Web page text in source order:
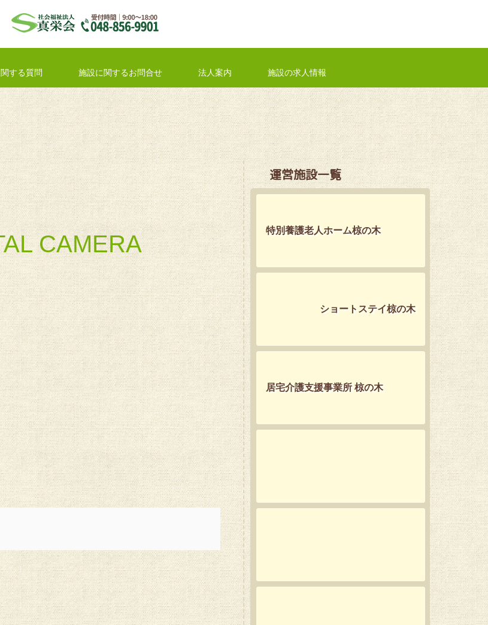
する質問 施設に関するお問合せ 法人案内 施設の求人情報
CAMERA
運営施設一覧
特別養護老人ホーム椋の木
ショートステイ椋の木
居宅介護支援事業所 椋の木